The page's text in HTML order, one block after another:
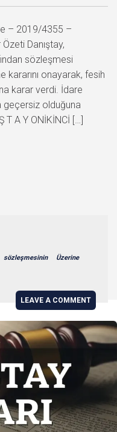
– 2019/4355 –
Danıştay,
sözleşmesi
kararını onayarak, fesih
karar verdi. İdare
geçersiz olduğuna
T A Y ONİKİNCİ […]
sözleşmesinin Üzerine
LEAVE A COMMENT